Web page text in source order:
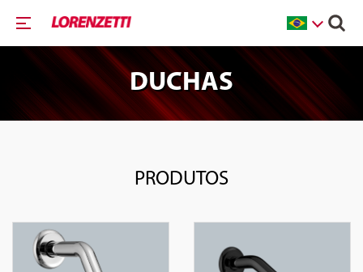
DUCHAS
PRODUTOS